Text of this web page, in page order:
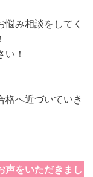
み相談をしてく
！
格へ近づいていき
声をいただきまし